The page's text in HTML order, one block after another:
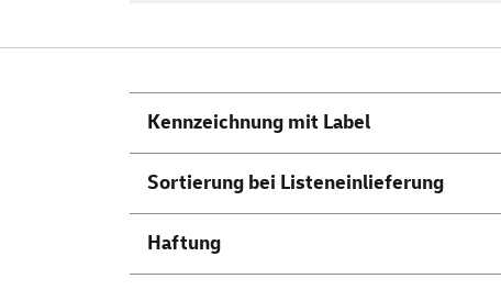
Weitere Informationen
Kennzeichnung mit Label
Sortierung bei Listeneinlieferung
Haftung